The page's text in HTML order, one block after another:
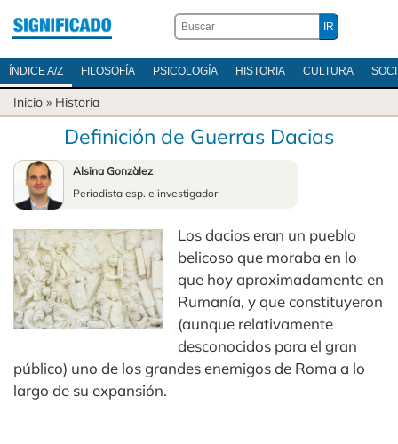
ÍNDICE A/Z FILOSOFÍA PSICOLOGÍA HISTORIA CULTURA
Inicio » Historia
Definición de Guerras Dacias
Alsina Gonzàlez
Periodista esp. e investigador
Los dacios eran un pueblo
belicoso que moraba en lo
que hoy aproximadamente en
Rumanía, y que constituyeron
(aunque relativamente
desconocidos para el gran
público) uno de los grandes enemigos de Roma a lo
largo de su expansión.